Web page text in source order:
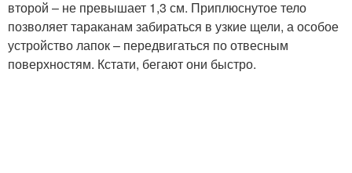
второй – не превышает 1,3 см. Приплюснутое тело
позволяет тараканам забираться в узкие щели, а особое
устройство лапок – передвигаться по отвесным
поверхностям. Кстати, бегают они быстро.